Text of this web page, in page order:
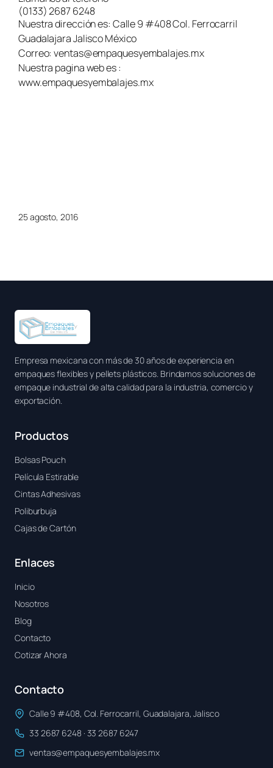
(0133) 2687 6248
Nuestra dirección es: Calle 9 #408 Col. Ferrocarril
Guadalajara Jalisco México
Correo:ventas@empaquesyembalajes.mx
Nuestra pagina web es :
www.empaquesyembalajes.mx
25 agosto, 2016
Empresa mexicana con más de 30 años de experiencia en
empaques flexibles y pellets plásticos. Brindamos soluciones de
empaque industrial de alta calidad para la industria, comercio y
exportación.
Productos
Bolsas Pouch
Película Estirable
Cintas Adhesivas
Poliburbuja
Cajas de Cartón
Enlaces
Inicio
Nosotros
Blog
Contacto
Cotizar Ahora
Contacto
Calle 9 #408, Col. Ferrocarril, Guadalajara, Jalisco
33 2687 6248 · 33 2687 6247
ventas@empaquesyembalajes.mx